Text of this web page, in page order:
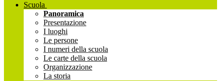
Scuola
Panoramica
Presentazione
I luoghi
Le persone
I numeri della scuola
Le carte della scuola
Organizzazione
La storia